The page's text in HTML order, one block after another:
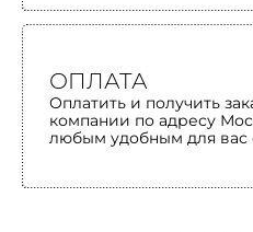
ОПЛАТА
Оплатить и получить
компании по адресу
любым удобным для вас